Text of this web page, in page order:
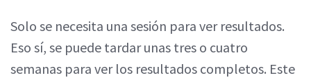
Solo se necesita una sesión para ver resultados.
Eso sí, se puede tardar unas tres o cuatro
semanas para ver los resultados completos. Este